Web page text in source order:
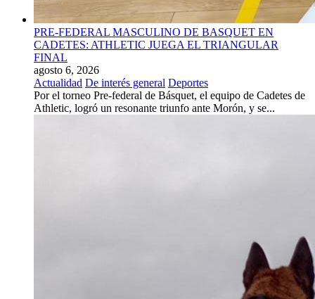
PRE-FEDERAL MASCULINO DE BASQUET EN
CADETES: ATHLETIC JUEGA EL TRIANGULAR
FINAL
agosto 6, 2026
Actualidad De interés general Deportes
Por el torneo Pre-federal de Básquet, el equipo de Cadetes de
Athletic, logró un resonante triunfo ante Morón, y se...